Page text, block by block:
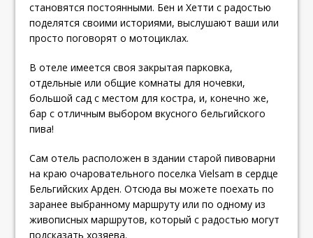
становятся постоянными. Бен и Хетти с радостью
поделятся своими историями, выслушают ваши или
просто поговорят о мотоциклах.
В отеле имеется своя закрытая парковка,
отдельные или общие комнаты для ночевки,
большой сад с местом для костра, и, конечно же,
бар с отличным выбором вкусного бельгийского
пива!
Сам отель расположен в здании старой пивоварни
на краю очаровательного поселка Vielsam в сердце
Бельгийских Арден. Отсюда вы можете поехать по
заранее выбранному маршруту или по одному из
живописных маршрутов, который с радостью могут
подсказать хозяева.